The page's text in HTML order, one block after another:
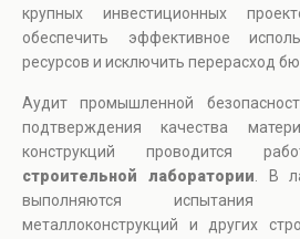
крупных инвестиционных
обеспечить эффективное
ресурсов и исключить перерасход
Аудит промышленной
подтверждения качества
конструкций проводится
строительной лаборатории . В
выполняются испытания
металлоконструкций и других